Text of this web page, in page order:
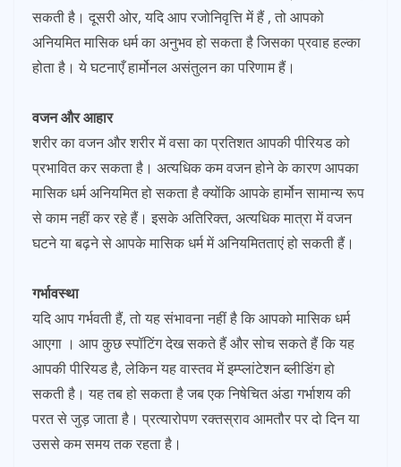
सकती है। दूसरी ओर, यदि आप रजोनिवृत्ति में हैं , तो आपको
अनियमित मासिक धर्म का अनुभव हो सकता है जिसका प्रवाह हल्का
होता है। ये घटनाएँ हार्मोनल असंतुलन का परिणाम हैं।
वजन और आहार
शरीर का वजन और शरीर में वसा का प्रतिशत आपकी पीरियड को
प्रभावित कर सकता है। अत्यधिक कम वजन होने के कारण आपका
मासिक धर्म अनियमित हो सकता है क्योंकि आपके हार्मोन सामान्य रूप
से काम नहीं कर रहे हैं। इसके अतिरिक्त, अत्यधिक मात्रा में वजन
घटने या बढ़ने से आपके मासिक धर्म में अनियमितताएं हो सकती हैं।
गर्भावस्था
यदि आप गर्भवती हैं, तो यह संभावना नहीं है कि आपको मासिक धर्म
आएगा । आप कुछ स्पॉटिंग देख सकते हैं और सोच सकते हैं कि यह
आपकी पीरियड है, लेकिन यह वास्तव में इम्प्लांटेशन ब्लीडिंग हो
सकती है। यह तब हो सकता है जब एक निषेचित अंडा गर्भाशय की
परत से जुड़ जाता है। प्रत्यारोपण रक्तस्राव आमतौर पर दो दिन या
उससे कम समय तक रहता है।